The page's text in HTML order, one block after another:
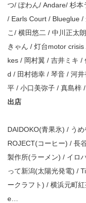
つ/ ぽわん/ Andare/ 杉
/ Earls Court / Blueglue /
こ/ 横田悠二 / 中川正太
きゃん / 灯台motor
kes / 岡村翼 / 吉井ミキ /
d / 田村徳幸 / 琴音 / 河
平 / 小口美弥子 / 真島梓
出店
DAIDOKO(青果氷) / う
ROJECT(コーヒー) / 長
製作所(ラーメン) / イロ
って新潟(太陽光発電) /
ークラフト) / 横浜元町
e…